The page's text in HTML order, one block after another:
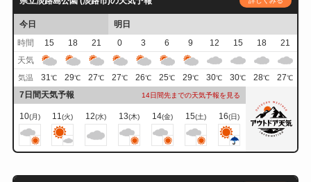
今日
明日
時間
15 18 21 0 3 6 9 12 15 18
21
天気
気温 31℃ 29℃ 27℃ 27℃ 26℃ 25℃ 29℃ 30℃ 30℃ 28℃ 27℃
7日間天気予報 14日間先までの天気予報を見る
10(月) 11(火) 12(水) 13(木) 14(金) 15(土) 16(日)